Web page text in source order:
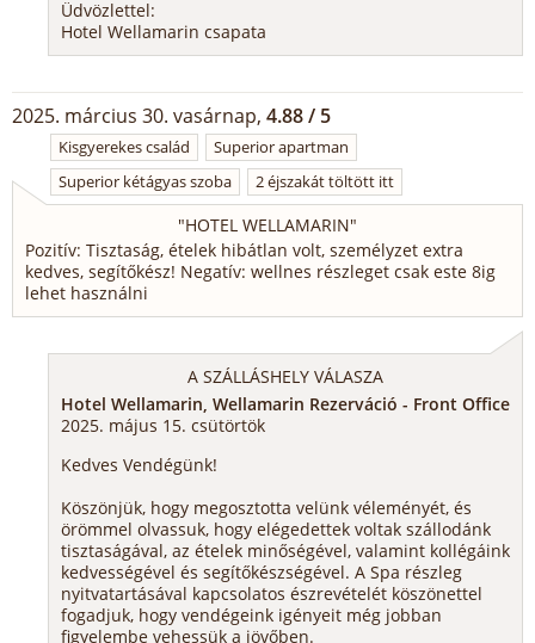
Üdvözlettel:
Hotel Wellamarin csapata
2025. március 30. vasárnap, 4.88 / 5
Kisgyerekes család
Superior apartman
Superior kétágyas szoba
2 éjszakát töltött itt
"HOTEL WELLAMARIN"
Pozitív: Tisztaság, ételek hibátlan volt, személyzet extra
kedves, segítőkész! Negatív: wellnes részleget csak este 8ig
lehet használni
A SZÁLLÁSHELY VÁLASZA
Hotel Wellamarin, Wellamarin Rezerváció - Front Office
2025. május 15. csütörtök
Kedves Vendégünk!
Köszönjük, hogy megosztotta velünk véleményét, és
örömmel olvassuk, hogy elégedettek voltak szállodánk
tisztaságával, az ételek minőségével, valamint kollégáink
kedvességével és segítőkészségével. A Spa részleg
nyitvatartásával kapcsolatos észrevételét köszönettel
fogadjuk, hogy vendégeink igényeit még jobban
figyelembe vehessük a jövőben.